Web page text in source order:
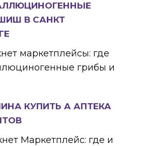
В САНКТ
маркетплейсы: где
грибы и
КУПИТЬ А АПТЕКА
Маркетплейс: где и